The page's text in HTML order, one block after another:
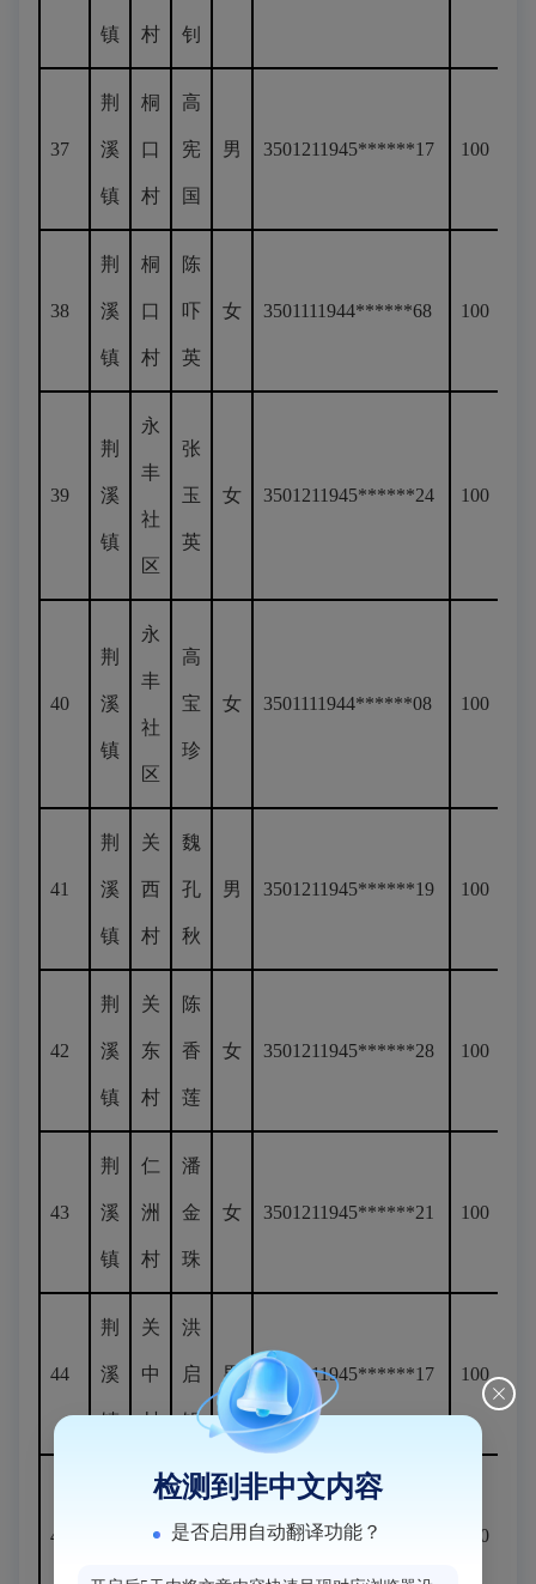
镇 村 钊
37
荆
溪
镇
桐
口
村
高
宪
国
男 3501211945******17 100
38
荆
溪
镇
桐
口
村
陈
吓
英
女 3501111944******68 100
39
荆
溪
镇
永
丰
社
区
张
玉
英
女 3501211945******24 100
40
荆
溪
镇
永
丰
社
区
高
宝
珍
女 3501111944******08 100
41
荆
溪
镇
关
西
村
魏
孔
秋
男 3501211945******19 100
42
荆
溪
镇
关
东
村
陈
香
莲
女 3501211945******28 100
43
荆
溪
镇
仁
洲
村
潘
金
珠
女 3501211945******21 100
44
荆
溪
镇
关
中
村
洪
启
锡
男 3501211945******17 100
45
港
头
徐
雪 女 3501211945******20 100
检测到非中文内容
是否启用自动翻译功能？